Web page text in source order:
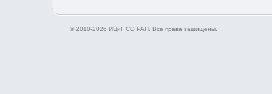
© 2010-2026 ИЦиГ СО РАН. Все права защищены.